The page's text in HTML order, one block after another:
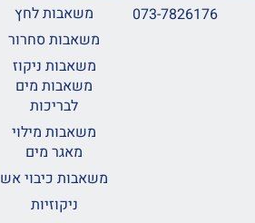
073-7826176
משאבות לחץ
משאבות סחרור
משאבות ניקוז
משאבות מים
לבריכות
משאבות מילוי
מאגר מים
משאבות כיבוי אש
ניקוזיות